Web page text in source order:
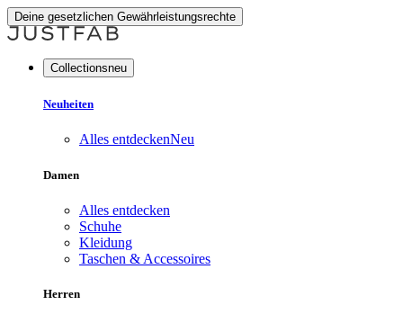
Deine gesetzlichen Gewährleistungsrechte
Collectionsneu
Neuheiten
Alles entdeckenNeu
Damen
Alles entdecken
Schuhe
Kleidung
Taschen & Accessoires
Herren